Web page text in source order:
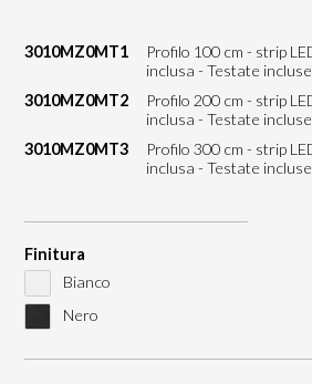
3010MZ0MT1
Profilo 100 cm - strip
inclusa - Testate incluse
3010MZ0MT2
Profilo 200 cm - strip
inclusa - Testate incluse
3010MZ0MT3
Profilo 300 cm - strip
inclusa - Testate incluse
Finitura
Bianco
Nero